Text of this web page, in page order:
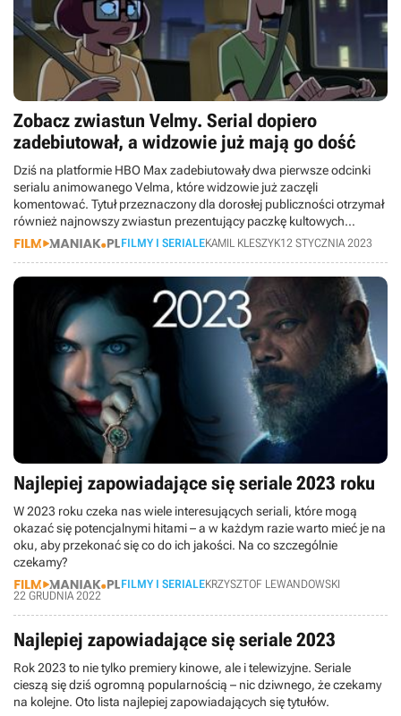
Zobacz zwiastun Velmy. Serial dopiero
zadebiutował, a widzowie już mają go dość
Dziś na platformie HBO Max zadebiutowały dwa pierwsze odcinki
serialu animowanego Velma, które widzowie już zaczęli
komentować. Tytuł przeznaczony dla dorosłej publiczności otrzymał
również najnowszy zwiastun prezentujący paczkę kultowych
detektywów.
FILMY I SERIALEKAMIL KLESZYK12 STYCZNIA 2023
Najlepiej zapowiadające się seriale 2023 roku
W 2023 roku czeka nas wiele interesujących seriali, które mogą
okazać się potencjalnymi hitami – a w każdym razie warto mieć je na
oku, aby przekonać się co do ich jakości. Na co szczególnie
czekamy?
FILMY I SERIALEKRZYSZTOF LEWANDOWSKI
22 GRUDNIA 2022
Najlepiej zapowiadające się seriale 2023
Rok 2023 to nie tylko premiery kinowe, ale i telewizyjne. Seriale
cieszą się dziś ogromną popularnością – nic dziwnego, że czekamy
na kolejne. Oto lista najlepiej zapowiadających się tytułów.